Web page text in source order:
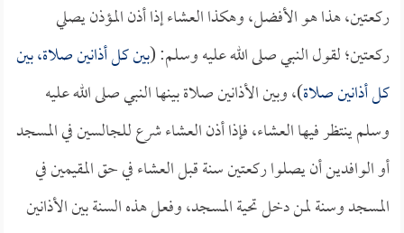
ركعتين، هذا هو الأفضل، وهكذا العشاء إذا أذن المؤذن يصلي
ركعتين؛ لقول النبي صلى الله عليه وسلم: (بين كل أذانين صلاة، بين
كل أذانين صلاة)، وبين الأذانين صلاة بينها النبي صلى الله عليه
وسلم ينتظر فيها العشاء، فإذا أذن العشاء شرع للجالسين في المسجد
أو الوافدين أن يصلوا ركعتين سنة قبل العشاء في حق المقيمين في
المسجد وسنة لمن دخل تحية المسجد، وفعل هذه السنة بين الأذانين